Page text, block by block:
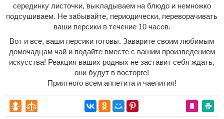
серединку листочки, выкладываем на блюдо и немножко
подсушиваем. Не забывайте, периодически, переворачивать
ваши персики в течение 10 часов.
Вот и все, ваши персики готовы. Заварите своим любимым
домочадцам чай и подайте вместе с вашим произведением
искусства! Реакция ваших родных не заставит себя ждать,
они будут в восторге!
Приятного всем аппетита и чаепития!